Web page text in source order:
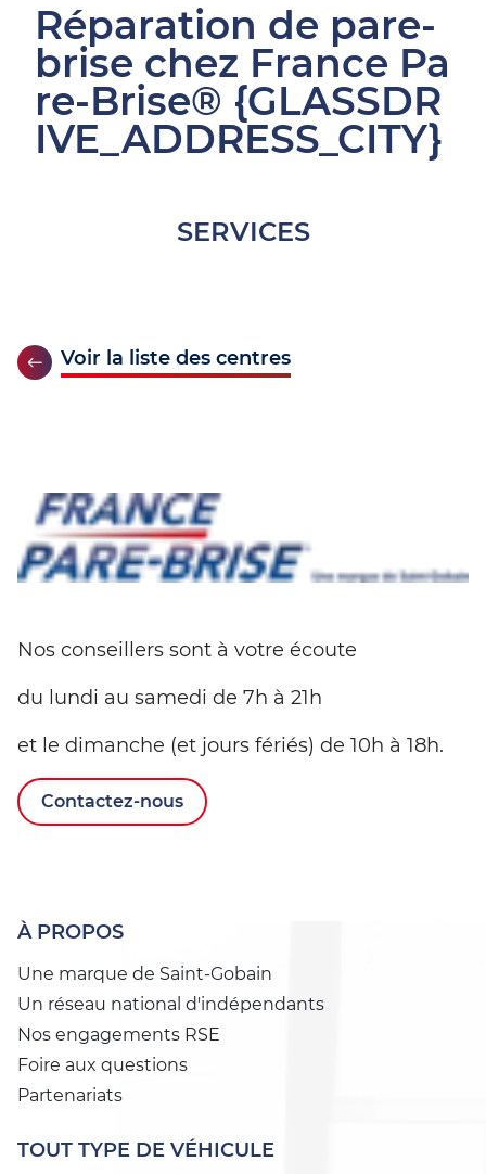
Réparation de pare-
brise chez France Pa
re-Brise® {GLASSDR
IVE_ADDRESS_CITY}
SERVICES
Voir la liste des centres
Nos conseillers sont à votre écoute
du lundi au samedi de 7h à 21h
et le dimanche (et jours fériés) de 10h à 18h.
Contactez-nous
À PROPOS
Une marque de Saint-Gobain
Un réseau national d'indépendants
Nos engagements RSE
Foire aux questions
Partenariats
TOUT TYPE DE VÉHICULE